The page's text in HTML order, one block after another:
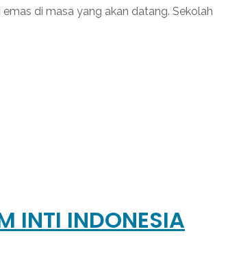
di masa yang akan datang. Sekolah
INTI INDONESIA